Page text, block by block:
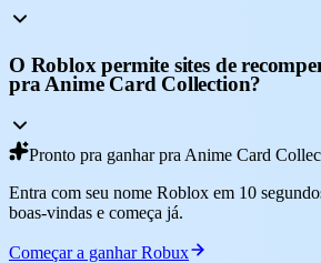
O Roblox permite sites de
pra Anime Card Collection?
Pronto pra ganhar pra Anime Card
Entra com seu nome Roblox em 10
boas-vindas e começa já.
Começar a ganhar Robux